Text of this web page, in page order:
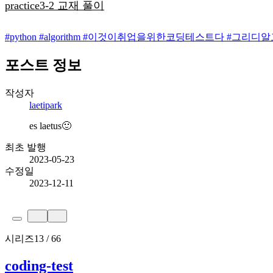
practice3-2 교재 풀이
#python #algorithm #이것이취업을위한코딩테스트다 #그리디알
포스트 정보
작성자
laetipark
es laetus🙂
최초 발행
2023-05-23
수정일
2023-12-11
시리즈13 / 66
coding-test